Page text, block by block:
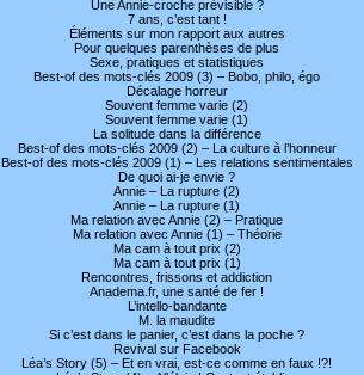
Une Annie-croche prévisible ?
7 ans, c’est tant !
Éléments sur mon rapport aux autres
Pour quelques parenthèses de plus
Sexe, pratiques et statistiques
Best-of des mots-clés 2009 (3) – Bobo, philo, égo
Décalage horreur
Souvent femme varie (2)
Souvent femme varie (1)
La solitude dans la différence
Best-of des mots-clés 2009 (2) – La culture à l’honneur
Best-of des mots-clés 2009 (1) – Les relations sentimentales
De quoi ai-je envie ?
Annie – La rupture (2)
Annie – La rupture (1)
Ma relation avec Annie (2) – Pratique
Ma relation avec Annie (1) – Théorie
Ma cam à tout prix (2)
Ma cam à tout prix (1)
Rencontres, frissons et addiction
Anadema.fr, une santé de fer !
L’intello-bandante
M. la maudite
Si c’est dans le panier, c’est dans la poche ?
Revival sur Facebook
Léa’s Story (5) – Et en vrai, est-ce comme en faux !?!